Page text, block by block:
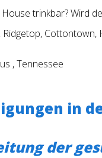
trinkbar? Wird
Ridgetop,
,Tennessee
in
der